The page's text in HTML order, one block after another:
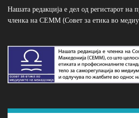
Нашата редакција е дел од регистарот
членка на СЕММ (Совет за етика во